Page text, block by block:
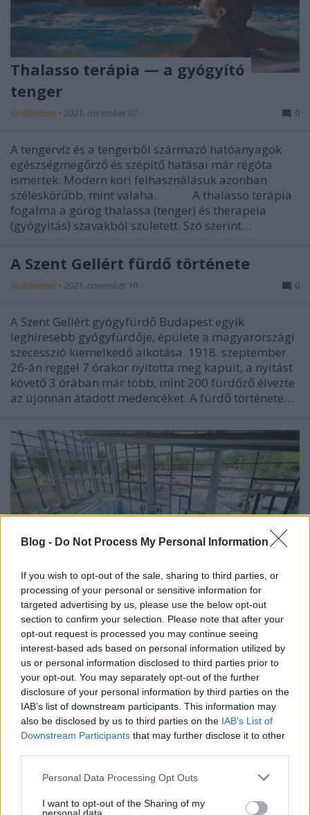
Blog - Do Not Process My Personal Information
If you wish to opt-out of the sale, sharing to third parties, or
processing of your personal or sensitive information for
targeted advertising by us, please use the below opt-out
section to confirm your selection. Please note that after your
opt-out request is processed you may continue seeing
interest-based ads based on personal information utilized by
us or personal information disclosed to third parties prior to
your opt-out. You may separately opt-out of the further
disclosure of your personal information by third parties on the
IAB’s list of downstream participants. This information may
also be disclosed by us to third parties on the IAB’s List of
Downstream Participants that may further disclose it to other
Please note that this website/app uses one or more Google
not limited to your visit or usage behaviour. You may click to
Personal Data Processing Opt Outs
I want to opt-out of the Sharing of my
Thalasso terápia — a gyógyító
tenger
fürdőmánia • 2021. december 07. 0
A tengervíz és a tengerből származó hatóanyagok
egészségmegőrző és szépítő hatásai már régóta
ismertek. Modern kori felhasználásuk azonban
széleskörűbb, mint valaha. A thalasso terápia
fogalma a görög thalassa (tenger) és therapeia
(gyógyítás) szavakból született. Szó szerint…
A Szent Gellért fürdő története
fürdőmánia • 2021. november 10. 0
A Szent Gellért gyógyfürdő Budapest egyik
leghíresebb gyógyfürdője, épülete a magyarországi
szecesszió kiemelkedő alkotása. 1918. szeptember
26-án reggel 7 órakor nyitotta meg kapuit, a nyitást
követő 3 órában már több, mint 200 fürdőző élvezte
az újonnan átadott medencéket. A fürdő története…
A Paskál Gyógy- és Strandfürdő
története
fürdőmánia 2021. október 27.
Ha Budapest gazdag fürdőtörténetére gondolunk,
lehet, hogy először fel sem merül bennünk, hogy
még 1989-ben is épült új strand, ám a Paskál Fürdő
Gyógy- és Strandfürdő elnyerte a Budapest
legfiatalabb strandfürdője címet. Fiatal kora